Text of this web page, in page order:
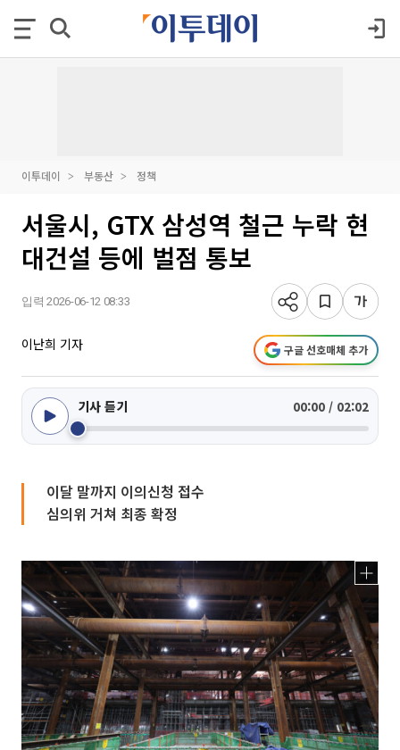
이투데이 부동산 정책
서울시, GTX 삼성역 철근 누락 현
대건설 등에 벌점 통보
입력 2026-06-12 08:33
이난희 기자 구글 선호매체 추가
기사 듣기 00:00 / 02:02
이달 말까지 이의신청 접수
심의위 거쳐 최종 확정